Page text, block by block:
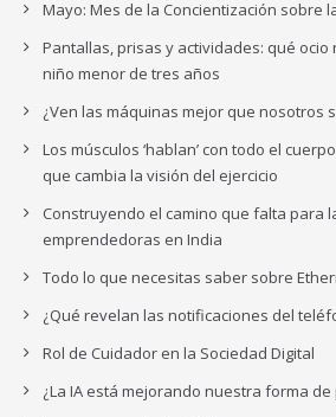
Mayo: Mes de la Concientización sobre
Pantallas, prisas y actividades: qué
niño menor de tres años
¿Ven las máquinas mejor que nosotros
Los músculos ‘hablan’ con todo el
que cambia la visión del ejercicio
Construyendo el camino que falta para
emprendedoras en India
Todo lo que necesitas saber sobre
¿Qué revelan las notificaciones del
Rol de Cuidador en la Sociedad Digital
¿La IA está mejorando nuestra forma